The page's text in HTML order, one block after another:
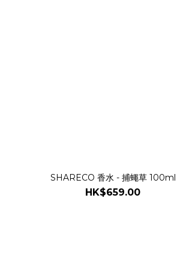
SHARECO 香水 - 捕蠅草 100ml
HK$659.00